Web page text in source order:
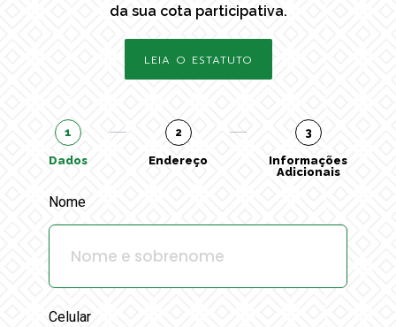
da sua cota participativa.
LEIA O ESTATUTO
1
Dados
2
Endereço
3
Informações
Adicionais
Nome
Celular